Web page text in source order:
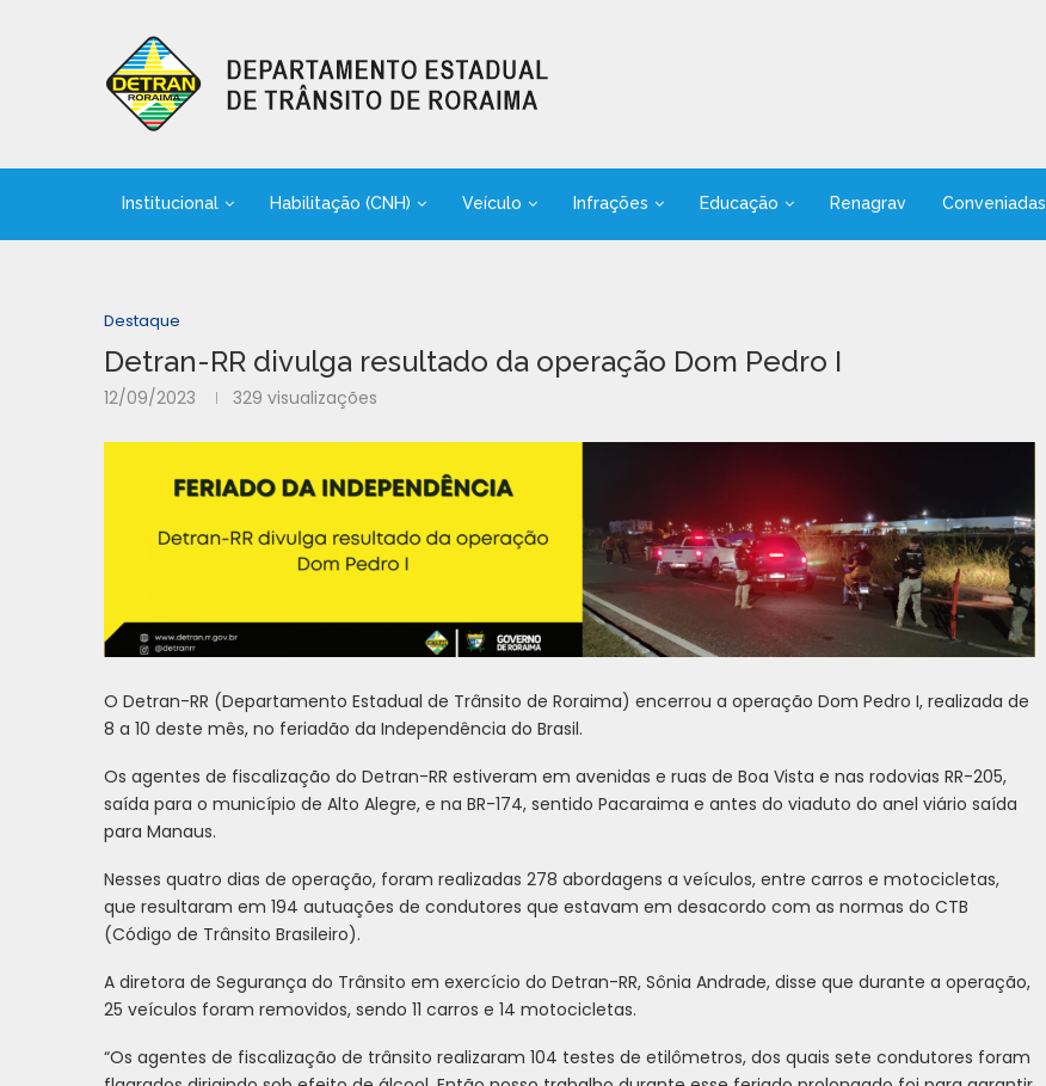
Institucional Habilitação (CNH) Veículo Infrações Educação Renagrav Conveniadas
Destaque
Detran-RR divulga resultado da operação Dom Pedro I
12/09/2023 329 visualizações
O Detran-RR (Departamento Estadual de Trânsito de Roraima) encerrou a operação Dom Pedro I, realizada de
8 a 10 deste mês, no feriadão da Independência do Brasil.
Os agentes de fiscalização do Detran-RR estiveram em avenidas e ruas de Boa Vista e nas rodovias RR-205,
saída para o município de Alto Alegre, e na BR-174, sentido Pacaraima e antes do viaduto do anel viário saída
para Manaus.
Nesses quatro dias de operação, foram realizadas 278 abordagens a veículos, entre carros e motocicletas,
que resultaram em 194 autuações de condutores que estavam em desacordo com as normas do CTB
(Código de Trânsito Brasileiro).
A diretora de Segurança do Trânsito em exercício do Detran-RR, Sônia Andrade, disse que durante a operação,
25 veículos foram removidos, sendo 11 carros e 14 motocicletas.
“Os agentes de fiscalização de trânsito realizaram 104 testes de etilômetros, dos quais sete condutores foram